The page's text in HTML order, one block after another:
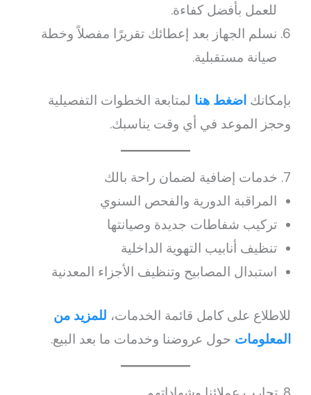
للعمل بأفضل كفاءة.
نسلم الجهاز بعد إعطائك تقريرًا مفصلاً وخطة
صيانة مستقبلية.
بإمكانكاضغط هنا لمتابعة الخطوات التفصيلية
وحجز الموعد في أي وقت يناسبك.
7. خدمات إضافية لضمان راحة بالك
المراقبة الدورية والفحص السنوي
تركيب شفاطات جديدة وصيانتها
تنظيف أنابيب التهوية الداخلية
استبدال المصابيح وتنظيف الأجزاء المعدنية
للاطلاع على كامل قائمة الخدمات، للمزيد من
المعلومات حول عروضنا وخدمات ما بعد البيع.